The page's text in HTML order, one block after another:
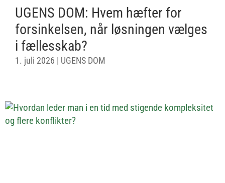
UGENS DOM: Hvem hæfter for
forsinkelsen, når løsningen vælges
i fællesskab?
1. juli 2026 | UGENS DOM